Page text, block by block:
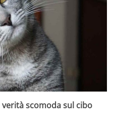
scomoda sul cibo